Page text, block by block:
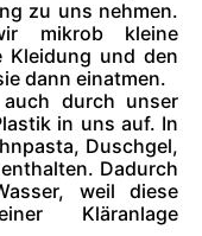
zu uns nehmen.
mikrob kleine
Kleidung und den
dann einatmen.
durch unser
in uns auf. In
Duschgel,
Dadurch
weil diese
Kläranlage